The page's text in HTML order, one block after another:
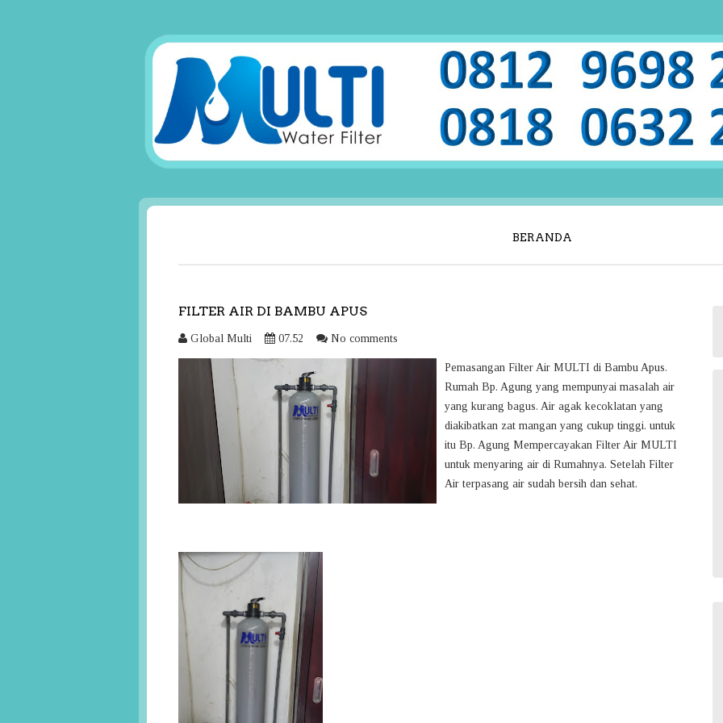
BERANDA
FILTER AIR DI BAMBU APUS
Global Multi 07.52 No comments
Pemasangan Filter Air MULTI di Bambu Apus.
Rumah Bp. Agung yang mempunyai masalah air
yang kurang bagus. Air agak kecoklatan yang
diakibatkan zat mangan yang cukup tinggi. untuk
itu Bp. Agung Mempercayakan Filter Air MULTI
untuk menyaring air di Rumahnya. Setelah Filter
Air terpasang air sudah bersih dan sehat.